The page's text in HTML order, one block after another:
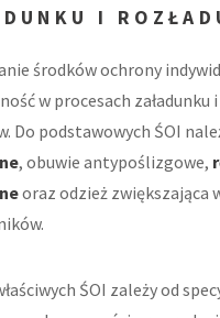
I
środków ochrony
w procesach załadunku
Do podstawowych ŚOI
, obuwie antypoślizgowe,
oraz odzież zwiększająca
ŚOI zależy od